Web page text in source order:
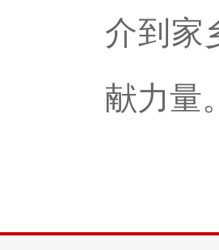
介到家
献力量。